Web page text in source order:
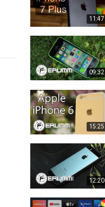
11:47
09:32
15:25
12:20